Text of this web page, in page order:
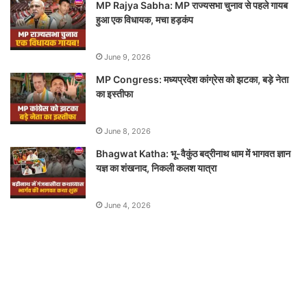
MP Rajya Sabha: MP राज्यसभा चुनाव से पहले गायब
हुआ एक विधायक, मचा हड़कंप
June 9, 2026
MP Congress: मध्यप्रदेश कांग्रेस को झटका, बड़े नेता
का इस्तीफा
June 8, 2026
Bhagwat Katha: भू-वैकुंठ बद्रीनाथ धाम में भागवत ज्ञान
यज्ञ का शंखनाद, निकली कलश यात्रा
June 4, 2026